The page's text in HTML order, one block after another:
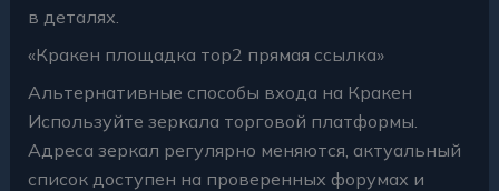
в деталях.
«Кракен площадка тор2 прямая ссылка»
Альтернативные способы входа на Кракен
Используйте зеркала торговой платформы.
Адреса зеркал регулярно меняются, актуальный
список доступен на проверенных форумах и